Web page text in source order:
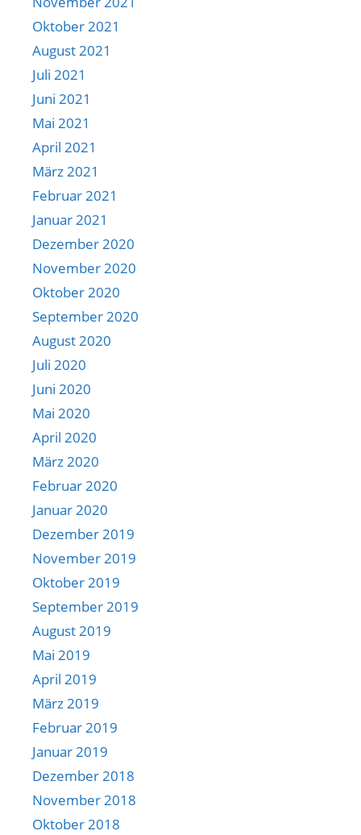
Oktober 2021
August 2021
Juli 2021
Juni 2021
Mai 2021
April 2021
März 2021
Februar 2021
Januar 2021
Dezember 2020
November 2020
Oktober 2020
September 2020
August 2020
Juli 2020
Juni 2020
Mai 2020
April 2020
März 2020
Februar 2020
Januar 2020
Dezember 2019
November 2019
Oktober 2019
September 2019
August 2019
Mai 2019
April 2019
März 2019
Februar 2019
Januar 2019
Dezember 2018
November 2018
Oktober 2018